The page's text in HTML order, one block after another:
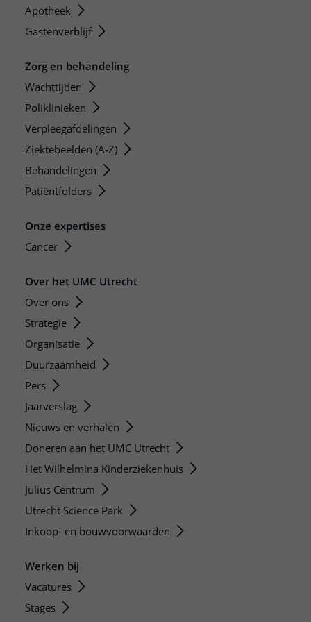
Apotheek
Gastenverblijf
Zorg en behandeling
Wachttijden
Poliklinieken
Verpleegafdelingen
Ziektebeelden (A-Z)
Behandelingen
Patiëntfolders
Onze expertises
Cancer
Over het UMC Utrecht
Over ons
Strategie
Organisatie
Duurzaamheid
Pers
Jaarverslag
Nieuws en verhalen
Doneren aan het UMC Utrecht
Het Wilhelmina Kinderziekenhuis
Julius Centrum
Utrecht Science Park
Inkoop- en bouwvoorwaarden
Werken bij
Vacatures
Stages